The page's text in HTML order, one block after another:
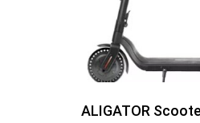
ALIGATOR